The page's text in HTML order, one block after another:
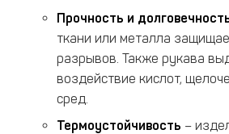
Прочность и
ткани или металла
разрывов. Также рукава
воздействие кислот,
сред.
Термоустойчивость –